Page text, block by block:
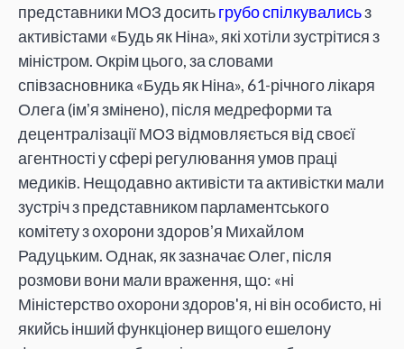
представники МОЗ доситьгрубо спілкувалисьз
активістами «Будь як Ніна», які хотіли зустрітися з
міністром. Окрім цього, за словами
співзасновника «Будь як Ніна», 61-річного лікаря
Олега (імʼя змінено), після медреформи та
децентралізації МОЗ відмовляється від своєї
агентності у сфері регулювання умов праці
медиків. Нещодавно активісти та активістки мали
зустріч з представником парламентського
комітету з охорони здоровʼя Михайлом
Радуцьким. Однак, як зазначає Олег, після
розмови вони мали враження, що: «ні
Міністерство охорони здоров'я, ні він особисто, ні
якийсь інший функціонер вищого ешелону